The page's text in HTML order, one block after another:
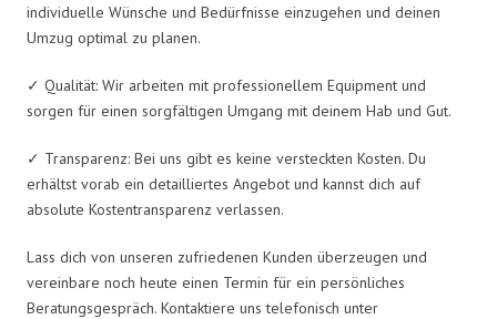
individuelle Wünsche und Bedürfnisse einzugehen und deinen
Umzug optimal zu planen.
✓ Qualität: Wir arbeiten mit professionellem Equipment und
sorgen für einen sorgfältigen Umgang mit deinem Hab und Gut.
✓ Transparenz: Bei uns gibt es keine versteckten Kosten. Du
erhältst vorab ein detailliertes Angebot und kannst dich auf
absolute Kostentransparenz verlassen.
Lass dich von unseren zufriedenen Kunden überzeugen und
vereinbare noch heute einen Termin für ein persönliches
Beratungsgespräch. Kontaktiere uns telefonisch unter